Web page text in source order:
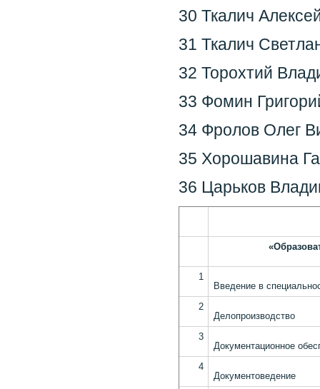
30 Ткалич
31 Ткалич
32 Торохтий
33 Фомин
34 Фролов Олег
35 Хорошавина
36 Царьков
1
Введение в
2
Делопроизводство
3
Документационное
4
Документоведение